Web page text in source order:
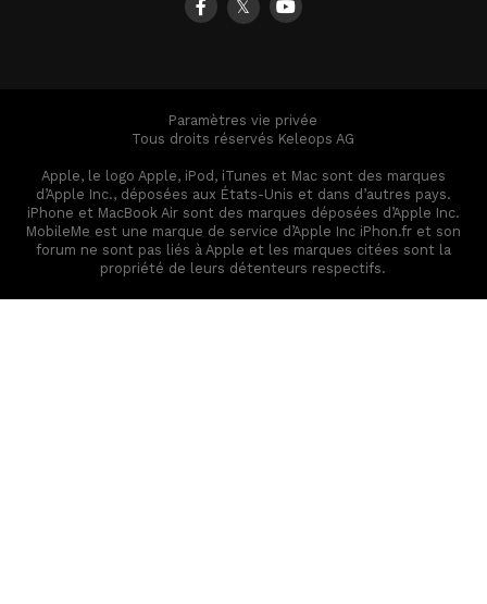
𝕏
Paramètres vie privée
Tous droits réservés Keleops AG
Apple, le logo Apple, iPod, iTunes et Mac sont des marques
d’Apple Inc., déposées aux États-Unis et dans d’autres pays.
iPhone et MacBook Air sont des marques déposées d’Apple Inc.
MobileMe est une marque de service d’Apple Inc iPhon.fr et son
forum ne sont pas liés à Apple et les marques citées sont la
propriété de leurs détenteurs respectifs.